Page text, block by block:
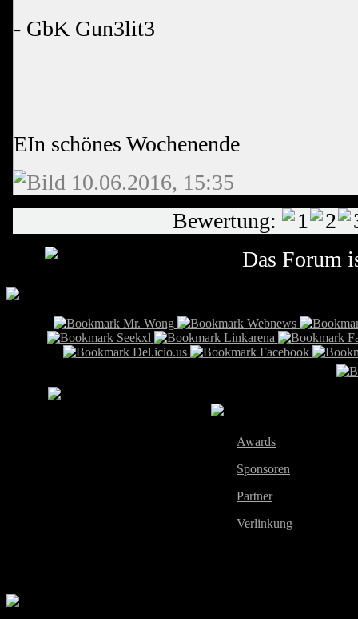
- GbK Gun3lit3
EIn schönes Wochenende
10.06.2016, 15:35
Bewertung:
Das Forum
Awards
Sponsoren
Partner
Verlinkung